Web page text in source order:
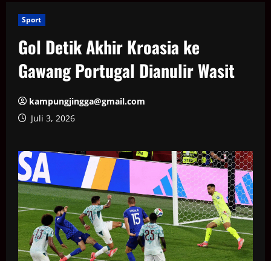
Sport
Gol Detik Akhir Kroasia ke
Gawang Portugal Dianulir Wasit
kampungjingga@gmail.com
Juli 3, 2026